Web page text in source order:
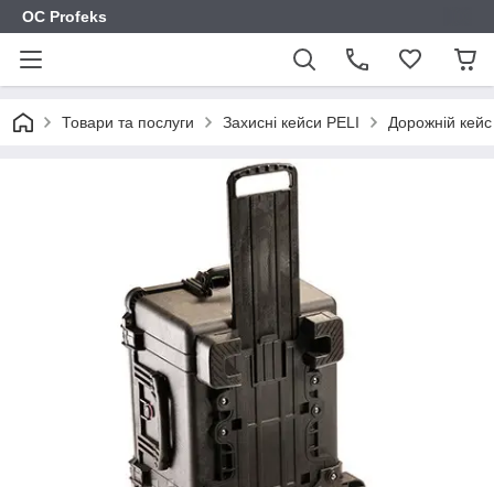
OC Profeks
Товари та послуги Захисні кейси PELI Дорожній